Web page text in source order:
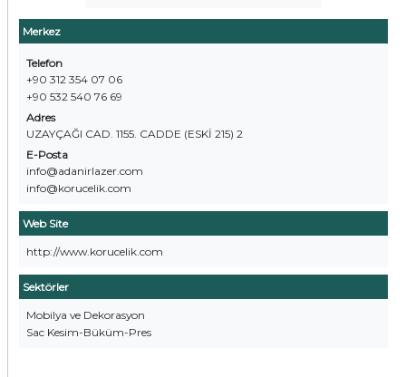
Merkez
Telefon
+90 312 354 07 06
+90 532 540 76 69
Adres
UZAYÇAĞI CAD. 1155. CADDE (ESKİ 215) 2
E-Posta
info@adanirlazer.com
info@korucelik.com
Web Site
http://www.korucelik.com
Sektörler
Mobilya ve Dekorasyon
Sac Kesim-Büküm-Pres